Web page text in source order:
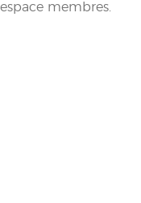
membres.